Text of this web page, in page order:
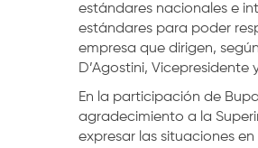
estándares nacionales e
estándares para poder
empresa que dirigen,
D’Agostini,
En la participación de
agradecimiento a la
expresar las situaciones